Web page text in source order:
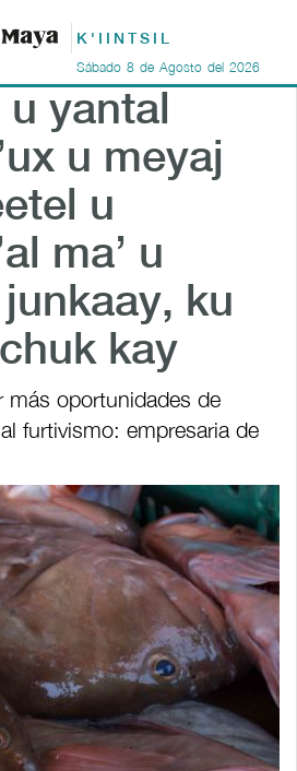
K'IINTSIL
Sábado 8 de Agosto del 2026
u yantal
u meyaj
u
ma’ u
ku
kay
más oportunidades de
furtivismo: empresaria de